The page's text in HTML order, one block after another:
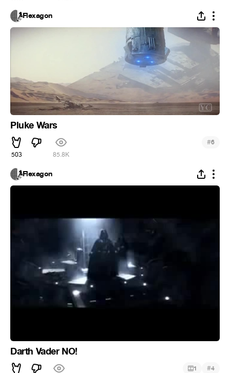
Flexagon
Pluke Wars
503 85.8K
#6
Flexagon
Darth Vader NO!
1 #4